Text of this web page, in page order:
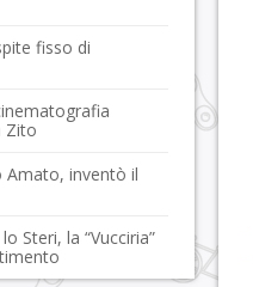
fisso di
Zito
inventò il
Steri, la “Vucciria”